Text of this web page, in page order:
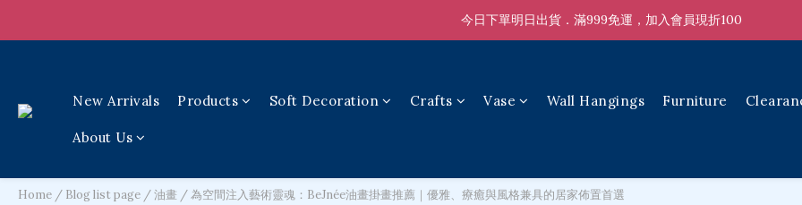
今日下單明日出貨．滿999免運，加入會員現折100
New Arrivals Products Soft Decoration Crafts Vase Wall Hangings Furniture
About Us
Home / Blog list page /油畫 /為空間注入藝術靈魂：BeJnée油畫掛畫推薦｜優雅、療癒與風格兼具的居家佈置首選